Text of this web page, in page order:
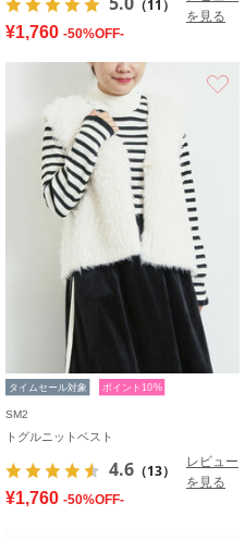
（11）
を見る
¥1,760 -50%OFF-
タイムセール対象 ポイント10%
SM2
トグルニットベスト
4.6 （13）
レビュー
を見る
¥1,760 -50%OFF-